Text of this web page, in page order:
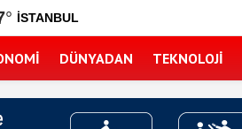
° İSTANBUL
DÜNYADAN TEKNOLOJI